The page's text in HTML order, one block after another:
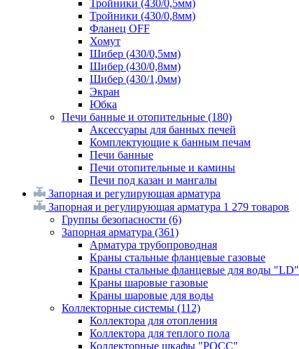
Тройники (430/0,5мм)
Тройники (430/0,8мм)
Фланец OFF
Хомут
Шибер (430/0,5мм)
Шибер (430/0,8мм)
Шибер (430/1,0мм)
Экран
Юбка
Печи банные и отопительные (180)
Аксессуары для банных печей
Комплектующие к банным печам
Печи банные
Печи отопительные и камины
Печи под казан и мангалы
Запорная и регулирующая арматура
Запорная и регулирующая арматура 1 279 товаров
Группы безопасности (6)
Запорная арматура (361)
Арматура трубопроводная
Краны стальные фланцевые газовые
Краны стальные фланцевые для воды "LD"
Краны шаровые газовые
Краны шаровые для воды
Коллекторные системы (112)
Коллектора для отопления
Коллектора для теплого пола
Коллекторные шкафы "РОСС"